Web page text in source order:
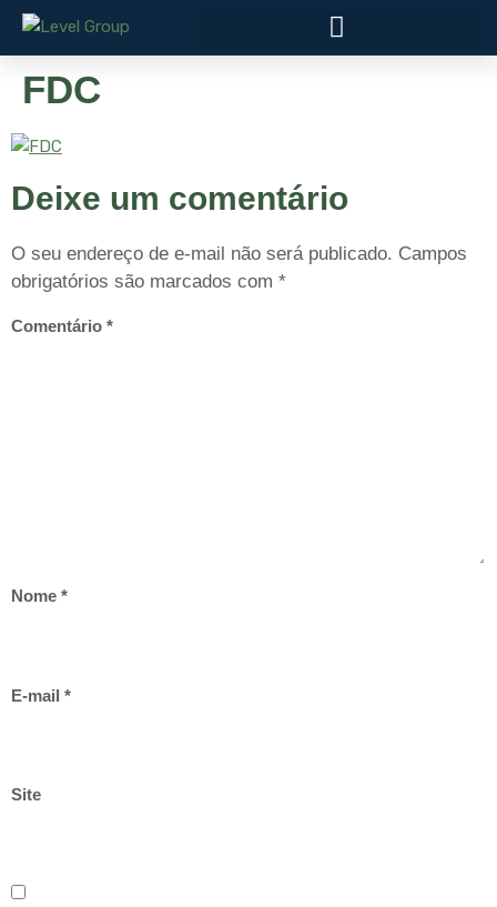
FDC
Deixe um comentário
O seu endereço de e-mail não será publicado. Campos
obrigatórios são marcados com *
Comentário *
Nome *
E-mail *
Site